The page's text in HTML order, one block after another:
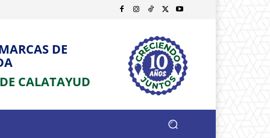
DE
CALATAYUD